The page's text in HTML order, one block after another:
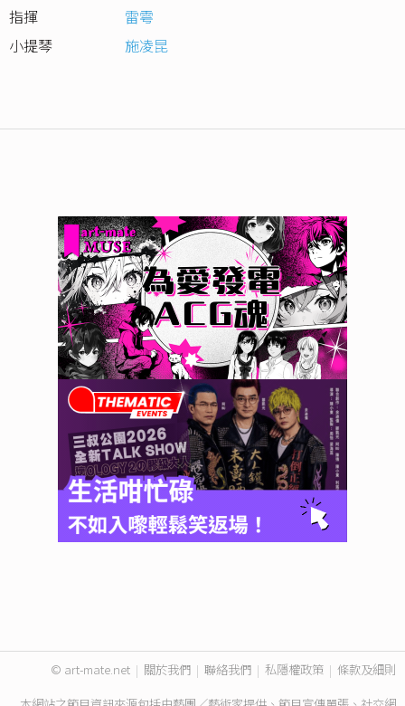
指揮
雷雩
小提琴
施凌昆
© art-mate.net | 關於我們 | 聯絡我們 | 私隱權政策 | 條款及細則